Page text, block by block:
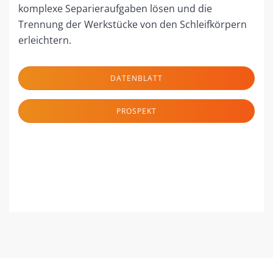
komplexe Separieraufgaben lösen und die
Trennung der Werkstücke von den Schleifkörpern
erleichtern.
DATENBLATT
PROSPEKT